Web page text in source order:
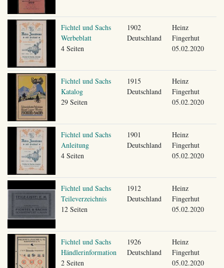
Fichtel und Sachs
Werbeblatt
4 Seiten
1902
Deutschland
Heinz
Fingerhut
05.02.2020
Fichtel und Sachs
Katalog
29 Seiten
1915
Deutschland
Heinz
Fingerhut
05.02.2020
Fichtel und Sachs
Anleitung
4 Seiten
1901
Deutschland
Heinz
Fingerhut
05.02.2020
Fichtel und Sachs
Teileverzeichnis
12 Seiten
1912
Deutschland
Heinz
Fingerhut
05.02.2020
Fichtel und Sachs
Händlerinformation
2 Seiten
1926
Deutschland
Heinz
Fingerhut
05.02.2020